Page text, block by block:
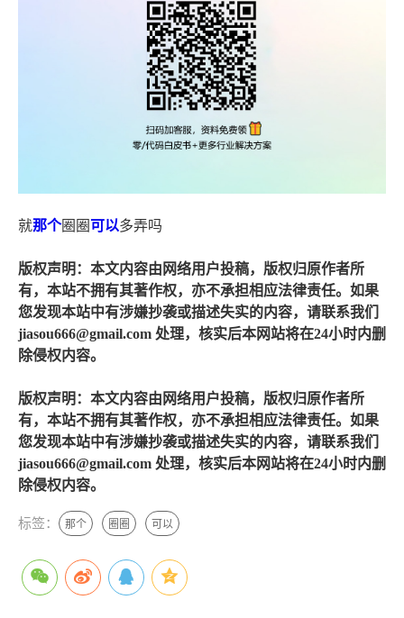
就那个圈圈可以多弄吗
版权声明：本文内容由网络用户投稿，版权归原作者所
有，本站不拥有其著作权，亦不承担相应法律责任。如果
您发现本站中有涉嫌抄袭或描述失实的内容，请联系我们
jiasou666@gmail.com 处理，核实后本网站将在24小时内删
除侵权内容。
版权声明：本文内容由网络用户投稿，版权归原作者所
有，本站不拥有其著作权，亦不承担相应法律责任。如果
您发现本站中有涉嫌抄袭或描述失实的内容，请联系我们
jiasou666@gmail.com 处理，核实后本网站将在24小时内删
除侵权内容。
标签： 那个 圈圈 可以